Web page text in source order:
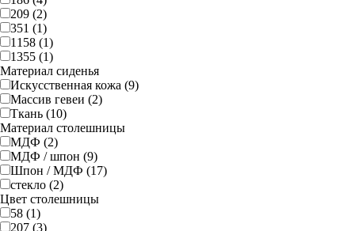
209 (2)
351 (1)
1158 (1)
1355 (1)
Материал сиденья
Искусственная кожа (9)
Массив гевеи (2)
Ткань (10)
Материал столешницы
МДФ (2)
МДФ / шпон (9)
Шпон / МДФ (17)
стекло (2)
Цвет столешницы
58 (1)
207 (3)